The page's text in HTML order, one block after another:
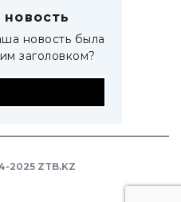
новость была
заголовком?
2025 ZTB.KZ